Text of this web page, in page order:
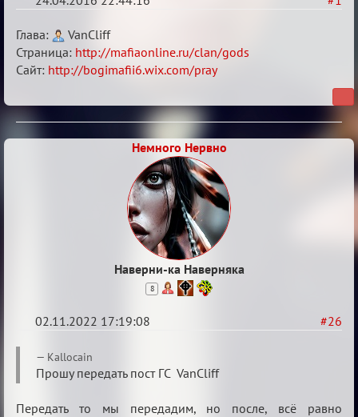
Боги
мафии
Глава:
VanCliff
Страница: http://mafiaonline.ru/clan/gods
Сайт: http://bogimafii6.wix.com/pray
Немного Нервно
Наверни-ка Наверняка
8
#26
02.11.2022 17:19:08
Re:
Боги
Kallocain
Прошу передать пост ГС VanCliff
Передать то мы передадим, но после, всё равно